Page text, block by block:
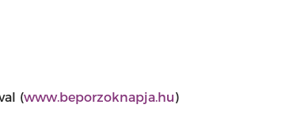
(www.beporzoknapja.hu)